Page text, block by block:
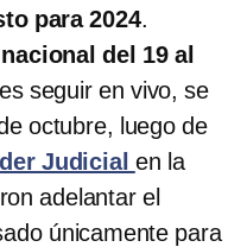
para 2024.
del 19 al
seguir en vivo, se
octubre, luego de
Judicial en la
adelantar el
únicamente para